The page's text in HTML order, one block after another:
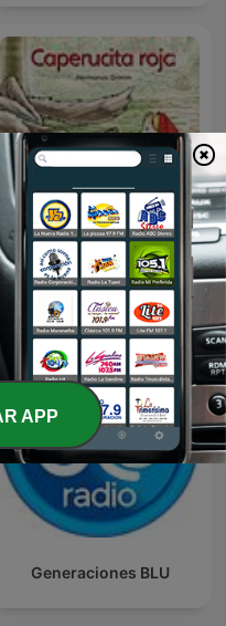
Conferencia Caperucita
Roja
Generaciones BLU
APP